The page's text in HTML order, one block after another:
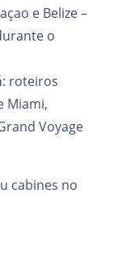
e Belize –
o
: roteiros
Miami,
Voyage
cabines no